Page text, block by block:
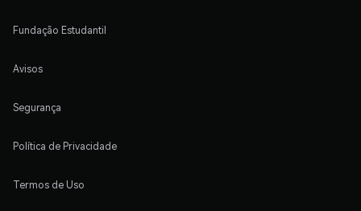
Fundação Estudantil
Avisos
Segurança
Política de Privacidade
Termos de Uso